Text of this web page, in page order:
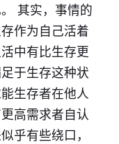
其实，事情的
作为自己活着
中有比生存更
于生存这种状
生存者在他人
高需求者自认
乎有些绕口，